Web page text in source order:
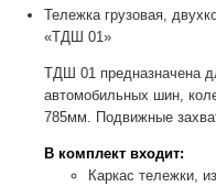
Тележка грузовая,
«ТДШ 01»
ТДШ 01 предназначена
автомобильных шин,
785мм. Подвижные
В комплект входит:
Каркас тележки,